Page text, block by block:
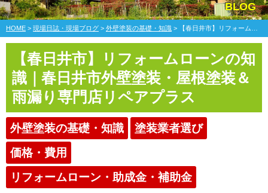
BLOG
HOME > 現場日誌・現場ブログ > 外壁塗装の基礎・知識 > 【春日井市】リフォームローンの知識｜春日井市外壁塗装・屋根塗装＆雨漏り専門店リペアプラス
【春日井市】リフォームローンの知
識｜春日井市外壁塗装・屋根塗装＆
雨漏り専門店リペアプラス
外壁塗装の基礎・知識
塗装業者選び
価格・費用
リフォームローン・助成金・補助金